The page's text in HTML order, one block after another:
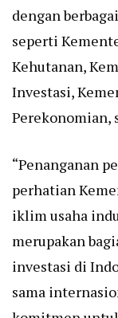
dengan
seperti
Kehutanan,
Investasi,
Perekonomian,
“Penanganan
perhatian
iklim usaha
merupakan
investasi di
sama